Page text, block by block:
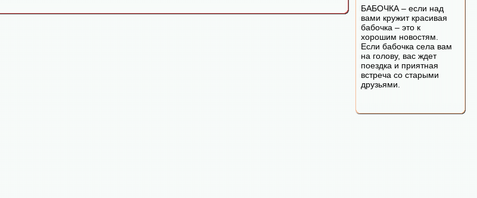
БАБОЧКА – если над
вами кружит красивая
бабочка – это к
хорошим новостям.
Если бабочка села вам
на голову, вас ждет
поездка и приятная
встреча со старыми
друзьями.